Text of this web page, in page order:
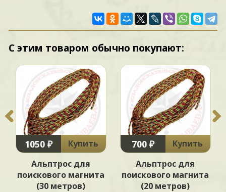
С этим товаром обычно покупают:
1050 ₽
Купить
Альптрос для
поискового магнита
(30 метров)
700 ₽
Купить
Альптрос для
поискового магнита
(20 метров)